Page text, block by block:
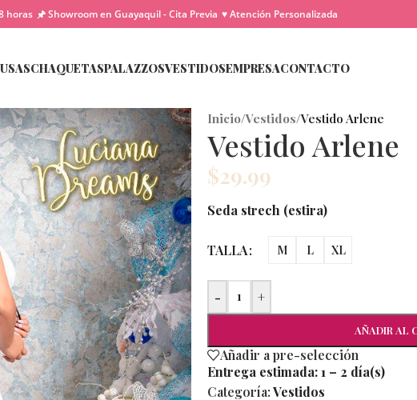
horas 🖈 Showroom en Guayaquil - Cita Previa ♥ Atención Personalizada
CHAQUETASPALAZZOSVESTIDOSEMPRESACONTACTO
Inicio/Vestidos/Vestido Arlene
Vestido Arlene
$29.99
Seda strech (estira)
TALLA M L XL
- +
AÑADIR AL
Añadir a pre-selección
Entrega estimada:1 – 2 día(s)
Categoría:Vestidos